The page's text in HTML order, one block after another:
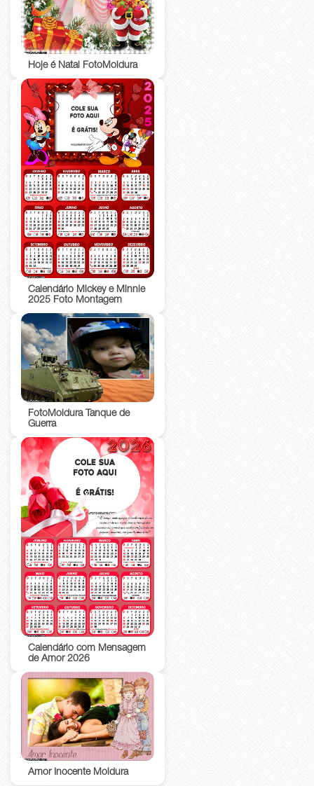
Hoje é Natal FotoMoldura
Calendário Mickey e Minnie
2025 Foto Montagem
FotoMoldura Tanque de
Guerra
Calendário com Mensagem
de Amor 2026
Amor Inocente Moldura